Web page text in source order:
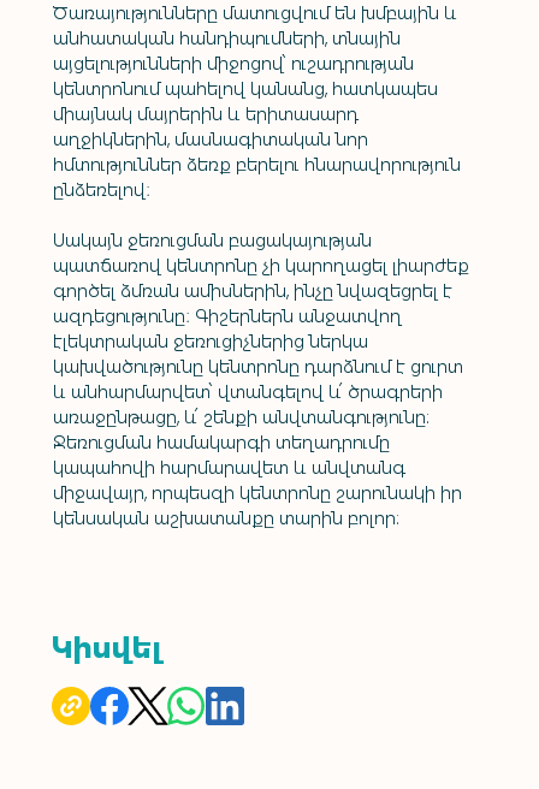
Ծառայությունները մատուցվում են խմբային և
անհատական հանդիպումների, տնային
այցելությունների միջոցով՝ ուշադրության
կենտրոնում պահելով կանանց, հատկապես
միայնակ մայրերին և երիտասարդ
աղջիկներին, մասնագիտական նոր
հմտություններ ձեռք բերելու հնարավորություն
ընձեռելով։
Սակայն ջեռուցման բացակայության
պատճառով կենտրոնը չի կարողացել լիարժեք
գործել ձմռան ամիսներին, ինչը նվազեցրել է
ազդեցությունը։ Գիշերներն անջատվող
էլեկտրական ջեռուցիչներից ներկա
կախվածությունը կենտրոնը դարձնում է ցուրտ
և անհարմարվետ՝ վտանգելով և՛ ծրագրերի
առաջընթացը, և՛ շենքի անվտանգությունը:
Ջեռուցման համակարգի տեղադրումը
կապահովի հարմարավետ և անվտանգ
միջավայր, որպեսզի կենտրոնը շարունակի իր
կենսական աշխատանքը տարին բոլոր:
Կիսվել